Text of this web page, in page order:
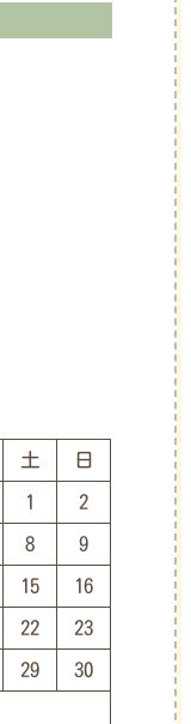
土 日
1 2
8 9
15 16
22 23
29 30